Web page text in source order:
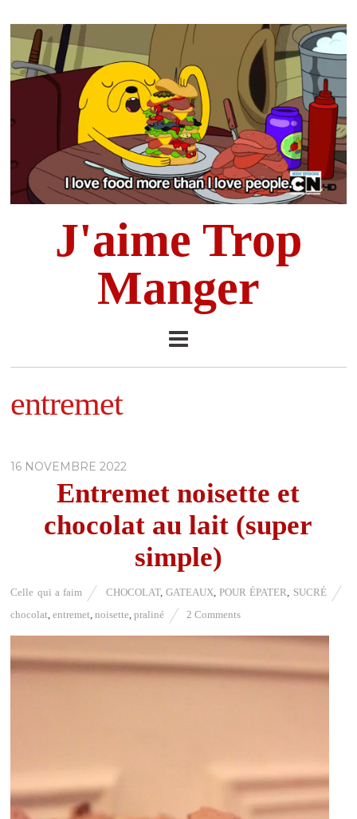
J'aime Trop
Manger
entremet
16 NOVEMBRE 2022
Entremet noisette et
chocolat au lait (super
simple)
Celle qui a faim CHOCOLAT, GATEAUX ,POUR ÉPATER
SUCRÉ
chocolat ,entremet ,noisette ,praliné 2 Comments